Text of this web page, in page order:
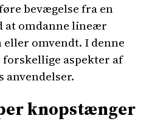
bevægelse fra en
at omdanne lineær
omvendt. I denne
aspekter af
anvendelser.
knopstænger